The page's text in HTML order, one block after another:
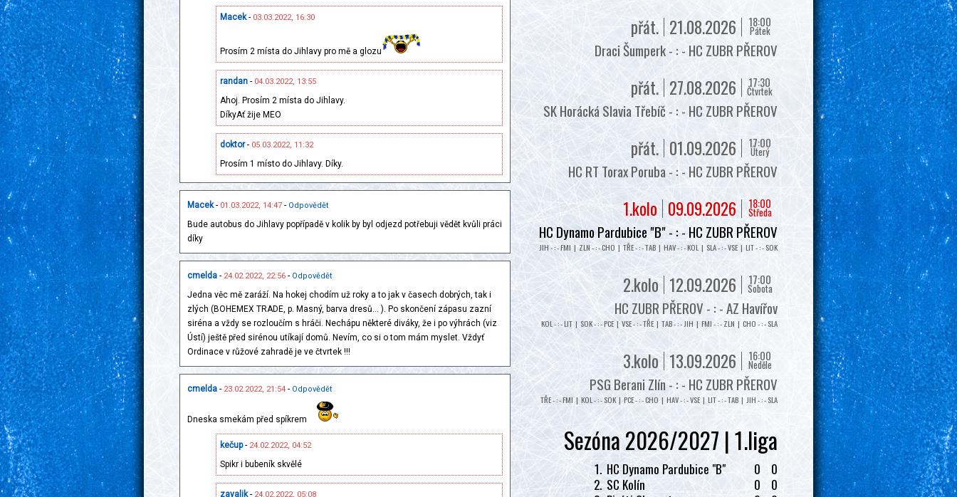
Macek- 03.03.2022, 16:30
Prosím 2 místa do Jihlavy pro mě a glozu
randan - 04.03.2022, 13:55
Ahoj. Prosím 2 místa do Jihlavy.
DíkyAť žije MEO
doktor- 05.03.2022, 11:32
Prosím 1 místo do Jihlavy. Díky.
Macek- 01.03.2022, 14:47 - Odpovědět
Bude autobus do Jihlavy popřípadě v kolik by byl odjezd potřebuji vědět kvůli práci
díky
cmelda - 24.02.2022, 22:56 - Odpovědět
Jedna věc mě zaráží. Na hokej chodím už roky a to jak v časech dobrých, tak i
zlých (BOHEMEX TRADE, p. Masný, barva dresů... ). Po skončení zápasu zazní
siréna a vždy se rozloučím s hráči. Nechápu některé diváky, že i po výhrách (viz
Ústí) ještě před sirénou utíkají domů. Nevím, co si o tom mám myslet. Vždyť
Ordinace v růžové zahradě je ve čtvrtek !!!
cmelda - 23.02.2022, 21:54 - Odpovědět
Dneska smekám před spíkrem
kečup- 24.02.2022, 04:52
Spikr i bubeník skvělé
zavalik- 24.02.2022, 05:08
18:00
Pátek
21.08.2026
přát.
Draci Šumperk - : - HC ZUBR PŘEROV
17:30
Čtvrtek
27.08.2026
přát.
SK Horácká Slavia Třebíč - : - HC ZUBR PŘEROV
17:00
Úterý
01.09.2026
přát.
HC RT Torax Poruba - : - HC ZUBR PŘEROV
18:00
Středa
09.09.2026
1.kolo
HC Dynamo Pardubice "B" - : - HC ZUBR PŘEROV
JIH - : - FMI | ZLN - : - CHO | TŘE - : - TAB | HAV - : - KOL | SLA - : - VSE | LIT - : - SOK
17:00
Sobota
12.09.2026
2.kolo
HC ZUBR PŘEROV - : - AZ Havířov
KOL - : - LIT | SOK - : - PCE | VSE - : - TŘE | TAB - : - JIH | FMI - : - ZLN | CHO - : - SLA
16:00
Neděle
13.09.2026
3.kolo
PSG Berani Zlín - : - HC ZUBR PŘEROV
TŘE - : - FMI | KOL - : - SOK | PCE - : - CHO | HAV - : - VSE | LIT - : - TAB | JIH - : - SLA
Sezóna 2026/2027 | 1.liga
1. HC Dynamo Pardubice "B" 0
0
2. SC Kolín 0
0